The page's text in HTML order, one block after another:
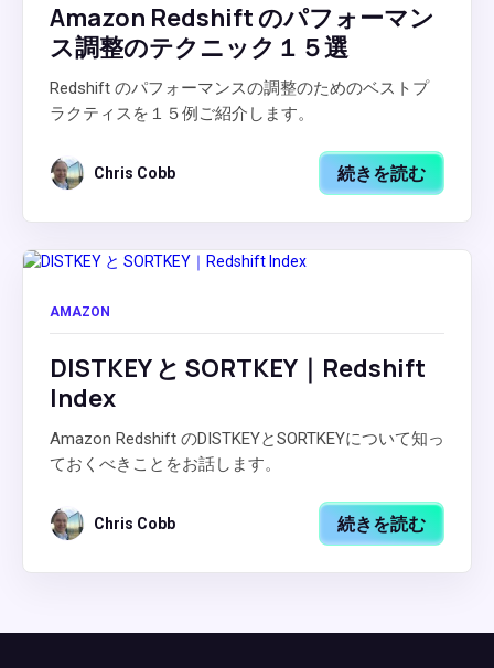
Amazon Redshift のパフォーマン
ス調整のテクニック１５選
Redshift のパフォーマンスの調整のためのベストプ
ラクティスを１５例ご紹介します。
Chris Cobb 続きを読む
AMAZON
DISTKEY と SORTKEY｜Redshift
Index
Amazon Redshift のDISTKEYとSORTKEYについて知っ
ておくべきことをお話します。
Chris Cobb 続きを読む